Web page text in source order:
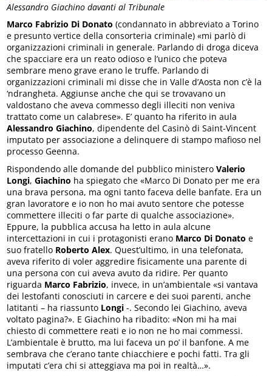
Alessandro Giachino davanti al Tribunale
Marco Fabrizio Di Donato (condannato in abbreviato a Torino
e presunto vertice della consorteria criminale) «mi parlò di
organizzazioni criminali in generale. Parlando di droga diceva
che spacciare era un reato odioso e l’unico che poteva
sembrare meno grave erano le truffe. Parlando di
organizzazioni criminali mi disse che in Valle d’Aosta non c’è la
‘ndrangheta. Aggiunse anche che qui se trovavano un
valdostano che aveva commesso degli illeciti non veniva
trattato come un calabrese». E’ quanto ha riferito in aula
Alessandro Giachino, dipendente del Casinò di Saint-Vincent
imputato per associazione a delinquere di stampo mafioso nel
processo Geenna.
Rispondendo alle domande del pubblico ministeroValerio
Longi,Giachino ha spiegato che «Marco Di Donato per me era
una brava persona, ma ogni tanto faceva delle banfate. Era un
gran lavoratore e io non ho mai avuto sentore che potesse
commettere illeciti o far parte di qualche associazione».
Eppure, la pubblica accusa ha letto in aula alcune
intercettazioni in cui i protagonisti erano Marco Di Donato e
suo fratello Roberto Alex. Quest’ultimo, in una telefonata,
aveva riferito di voler aggredire fisicamente una parente di
una persona con cui aveva avuto da ridire. Per quanto
riguarda Marco Fabrizio, invece, in un’ambientale «si vantava
dei lestofanti conosciuti in carcere e dei suoi parenti, anche
latitanti – ha riassunto Longi -. Secondo lei Giachino, aveva
voltato pagina?». E Giachino ha ribadito: «Non mi ha mai
chiesto di commettere reati e io non ne ho mai commessi.
L’ambientale è brutto, ma lui faceva un po’ il banfone. A me
sembrava che c’erano tante chiacchiere e pochi fatti. Tra gli
imputati c’era chi si atteggiava ma poi in realtà…».